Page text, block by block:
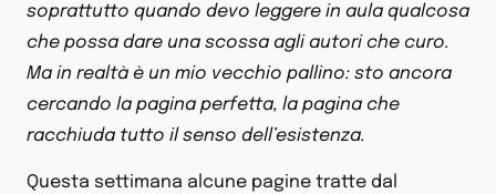
soprattutto quando devo leggere in aula qualcosa
che possa dare una scossa agli autori che curo.
Ma in realtà è un mio vecchio pallino: sto ancora
cercando la pagina perfetta, la pagina che
racchiuda tutto il senso dell’esistenza.
Questa settimana alcune pagine tratte dal